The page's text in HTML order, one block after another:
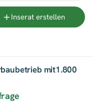
Inserat erstellen
mit1.800